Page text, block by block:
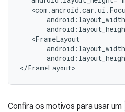
   <FrameLayout
Confira os motivos para usar um